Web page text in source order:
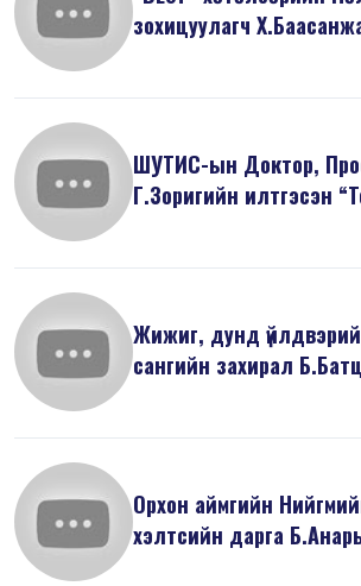
зохицуулагч
ШУТИС-ын Доктор,
Г.Зоригийн илтгэсэн
Жижиг, дунд үйлдвэрийг
сангийн захирал
Орхон аймгийн
хэлтсийн дарга